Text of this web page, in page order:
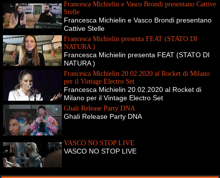
Francesca Michielin e Vasco Brondi presentano Cattive
Stelle
Francesca Michielin e Vasco Brondi presentano
Cattive Stelle
Francesca Michielin presenta FEAT (STATO DI
NATURA )
Francesca Michielin presenta FEAT (STATO DI
NATURA )
Francesca Michielin 20.02.2020 al Rocket di Milano
per il Vintage Electro Set
Francesca Michielin 20.02.2020 al Rocket di
Milano per il Vintage Electro Set
Ghali Release Party DNA
Ghali Release Party DNA
VASCO NO STOP LIVE
VASCO NO STOP LIVE